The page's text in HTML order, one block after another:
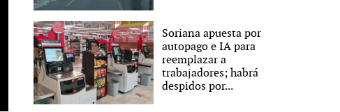
Soriana apuesta por
autopago e IA para
reemplazar a
trabajadores; habrá
despidos por...